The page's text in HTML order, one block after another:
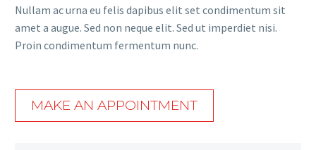
Nullam ac urna eu felis dapibus elit set condimentum sit
amet a augue. Sed non neque elit. Sed ut imperdiet nisi.
Proin condimentum fermentum nunc.
MAKE AN APPOINTMENT